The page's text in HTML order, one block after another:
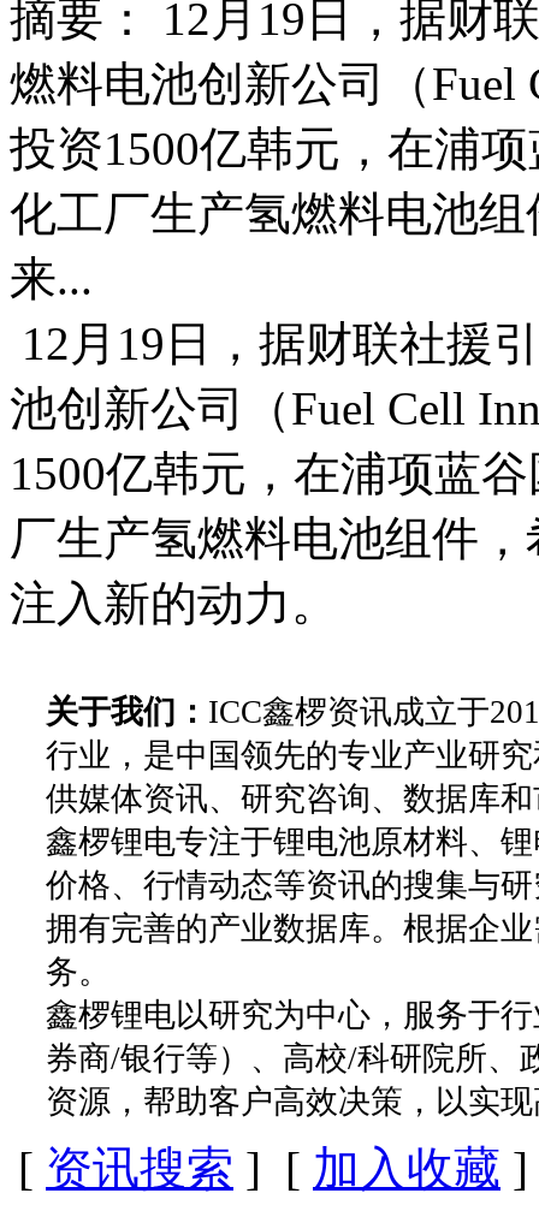
摘要： 12月19日，据财
燃料电池创新公司（Fuel
投资1500亿韩元，在浦
化工厂生产氢燃料电池
来...
12月19日，据财联社援
池创新公司（Fuel Cell
1500亿韩元，在浦项蓝
厂生产氢燃料电池组件
注入新的动力。
关于我们： ICC鑫椤资讯成立于
行业，是中国领先的专业产业研
供媒体资讯、研究咨询、数据库
鑫椤锂电专注于锂电池原材料、
价格、行情动态等资讯的搜集与
拥有完善的产业数据库。根据企
务。
鑫椤锂电以研究为中心，服务于
券商/银行等）、高校/科研院所、
资源，帮助客户高效决策，以实
[ 资讯搜索 ] [ 加入收藏